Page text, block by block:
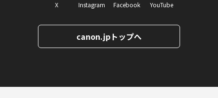
X Instagram Facebook YouTube
canon.jpトップへ